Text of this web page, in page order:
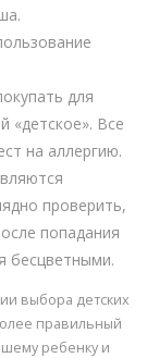
для
«детское». Все
на аллергию.
проверить,
попадания
бесцветными.
выбора детских
правильный
ребенку и